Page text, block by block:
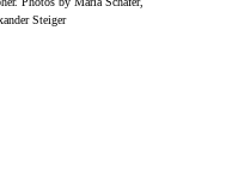
Steiger